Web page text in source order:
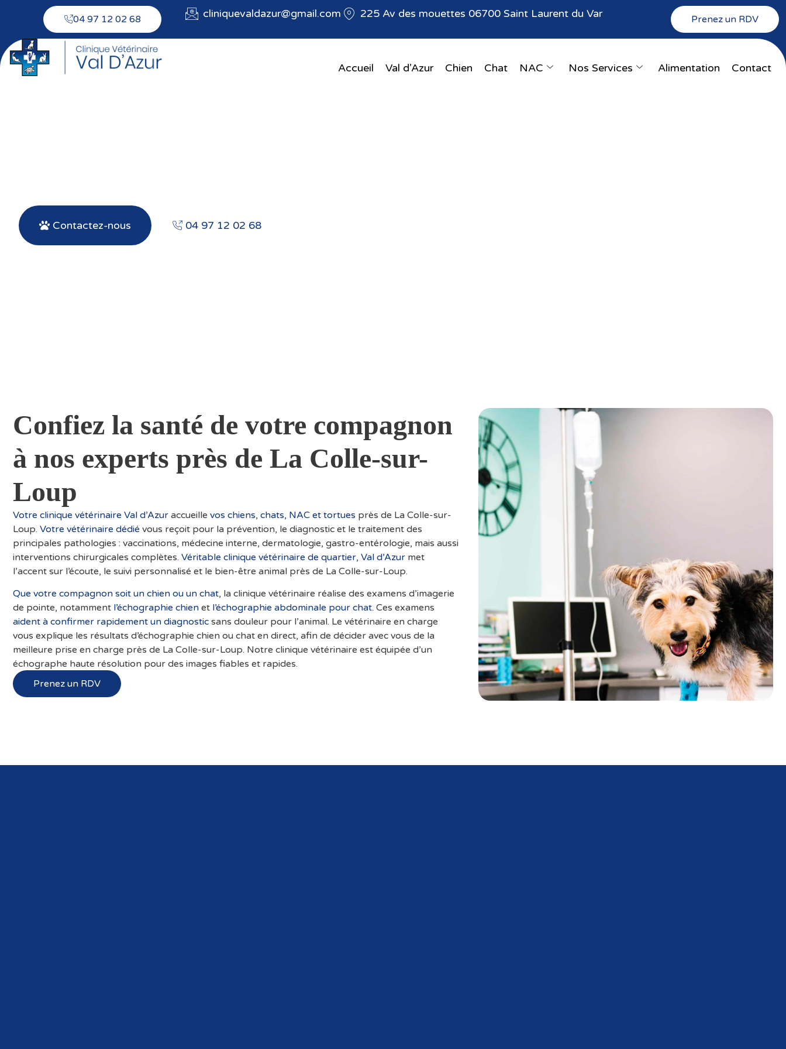
04 97 12 02 68 cliniquevaldazur@gmail.com 225 Av des mouettes 06700 Saint Laurent du Var Prenez un RDV
Accueil Val d’Azur Chien Chat NAC Nos Services Alimentation Contact
Contactez-nous 04 97 12 02 68
Confiez la santé de votre compagnon
à nos experts près de La Colle-sur-
Loup
Votre clinique vétérinaire Val d’Azur accueille vos chiens, chats, NAC et tortues près de La Colle-sur-
Loup. Votre vétérinaire dédié vous reçoit pour la prévention, le diagnostic et le traitement des
principales pathologies : vaccinations, médecine interne, dermatologie, gastro-entérologie, mais aussi
interventions chirurgicales complètes. Véritable clinique vétérinaire de quartier, Val d’Azur met
l’accent sur l’écoute, le suivi personnalisé et le bien-être animal près de La Colle-sur-Loup.
Que votre compagnon soit un chien ou un chat, la clinique vétérinaire réalise des examens d’imagerie
de pointe, notamment l’échographie chien et l’échographie abdominale pour chat. Ces examens
aident à confirmer rapidement un diagnostic sans douleur pour l’animal. Le vétérinaire en charge
vous explique les résultats d’échographie chien ou chat en direct, afin de décider avec vous de la
meilleure prise en charge près de La Colle-sur-Loup. Notre clinique vétérinaire est équipée d’un
échographe haute résolution pour des images fiables et rapides.
Prenez un RDV